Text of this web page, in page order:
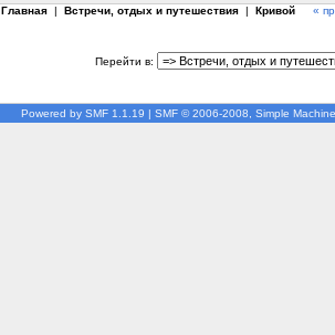
Главная | Встречи, отдых и путешествия | Кривой
«
Перейти в:
Powered by SMF 1.1.19 | SMF © 2006-2008, Simple